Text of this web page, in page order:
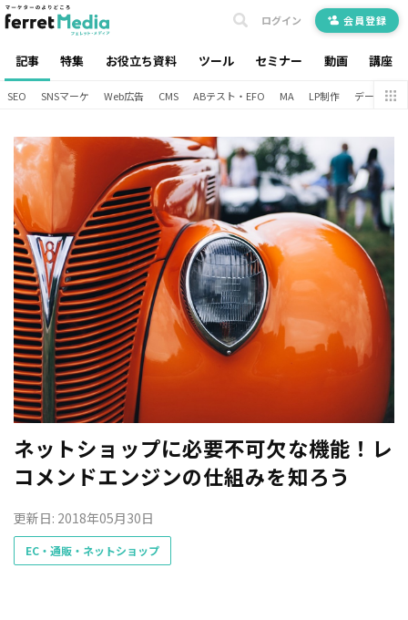
記事 特集 お役立ち資料 ツール セミナー 動画 講座
ログイン 会員登録
SEO SNSマーケ Web広告 CMS ABテスト・EFO MA LP制作 データ分析
ネットショップに必要不可欠な機能！レ
コメンドエンジンの仕組みを知ろう
更新日: 2018年05月30日
EC・通販・ネットショップ